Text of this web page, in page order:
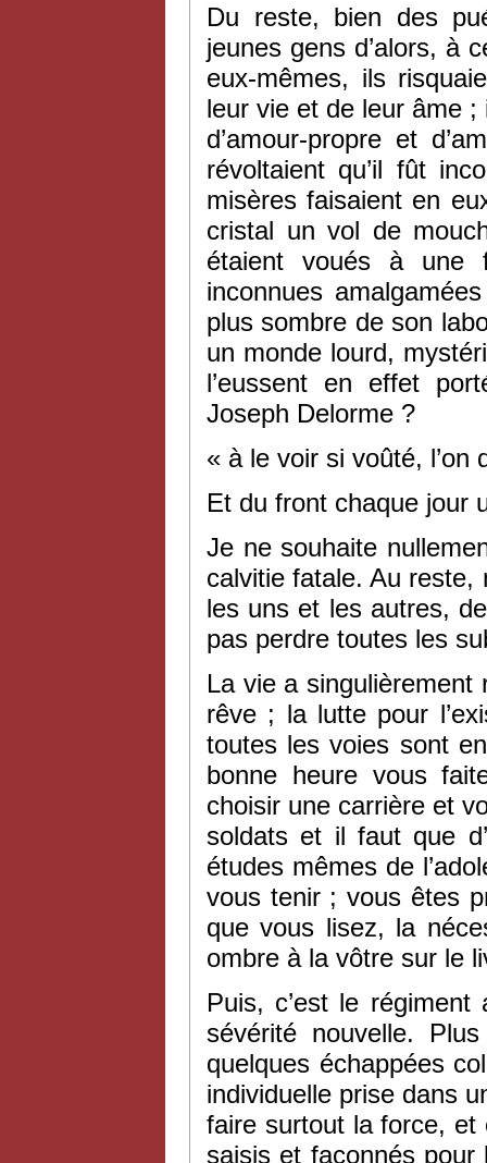
Du reste, bien des
jeunes gens d’alors, à
eux-mêmes, ils
leur vie et de leur âme
d’amour-propre et
révoltaient qu’il fût
misères faisaient en
cristal un vol de
étaient voués à une
inconnues
plus sombre de son
un monde lourd,
l’eussent en effet
Joseph Delorme ?
« à le voir si voûté, l’on
Et du front chaque jour
Je ne souhaite
calvitie fatale. Au reste,
les uns et les autres,
pas perdre toutes les
La vie a singulièrement
rêve ; la lutte pour
toutes les voies sont
bonne heure vous
choisir une carrière et
soldats et il faut que
études mêmes de
vous tenir ; vous êtes
que vous lisez, la
ombre à la vôtre sur le
Puis, c’est le
sévérité nouvelle.
quelques échappées
individuelle prise dans
faire surtout la force, et
saisis et façonnés